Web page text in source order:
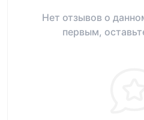
Нет отзывов о
первым,